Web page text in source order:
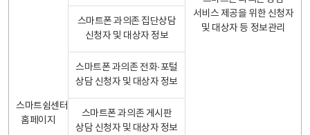
스마트쉼센터
홈페이지
서비스 제공을 위한 신청자
및 대상자 등 정보관리
스마트폰 과의존 집단상담
신청자 및 대상자 정보
스마트폰 과의존 전화·포털
상담 신청자 및 대상자 정보
스마트폰 과의존 게시판
상담 신청자 및 대상자 정보